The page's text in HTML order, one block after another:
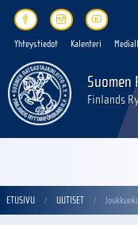
Yhteystiedot Kalenteri
Finlands
ETUSIVU UUTISET